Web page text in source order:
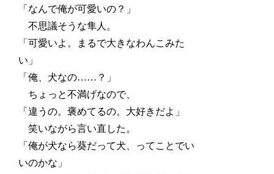
「なんで俺が可愛いの？」
不思議そうな隼人。
「可愛いよ。まるで大きなわんこみた
い」
「俺、犬なの……？」
ちょっと不満げなので、
「違うの。褒めてるの。大好きだよ」
笑いながら言い直した。
「俺が犬なら葵だって犬、ってことでい
いのかな」